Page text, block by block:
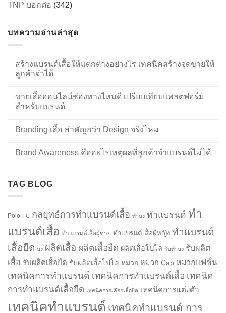
TNP บอกต่อ (342)
บทความอ่านล่าสุด
สร้างแบรนด์เสื้อให้แตกต่างอย่างไร เทคนิคสร้างจุดขายให้
ลูกค้าจำได้
ขายเสื้อออนไลน์ช่องทางไหนดี เปรียบเทียบแพลตฟอร์ม
สำหรับแบรนด์
Branding เสื้อ สำคัญกว่า Design จริงไหม
Brand Awareness คืออะไรเหตุผลที่ลูกค้าจำแบรนด์ไม่ได้
TAG BLOG
Polo TC กลยุทธ์การทำแบรนด์เสื้อ ทำบง ทำแบรนด์ ทำ
แบรนด์เสื้อ ทำแบรนด์เสื้อผู้ชาย ทำแบรนด์เสื้อผู้หญิง ทำแบรนด์
เสื้อยืด บง ผลิตเสื้อ ผลิตเสื้อยืด ผลิตเสื้อโปโล รับทำบง รับผลิต
เสื้อ รับผลิตเสื้อยืด รับผลิตเสื้อโปโล หมวก หมวก Cap หมวกแฟชั่น
เทคนิคการทำแบรนด์ เทคนิคการทำแบรนด์เสื้อ เทคนิค
การทำแบรนด์เสื้อยืด เทคนิคการเลือกเสื้อยืด เทคนิคการแต่งตัว
เทคนิคทำแบรนด์ เทคนิคทำแบรนด์ การ